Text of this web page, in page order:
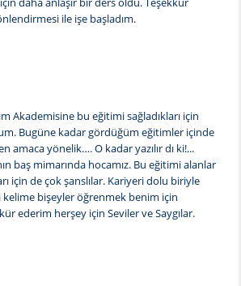
ile işe başladım.
Akademisine bu eğitimi sağladıkları için
Bugüne kadar gördüğüm eğitimler içinde
amaca yönelik…. O kadar yazılır dı ki!...
baş mimarında hocamız. Bu eğitimi alanlar
için de çok şanslılar. Kariyeri dolu biriyle
bişeyler öğrenmek benim için
ederim herşey için Seviler ve Saygılar.